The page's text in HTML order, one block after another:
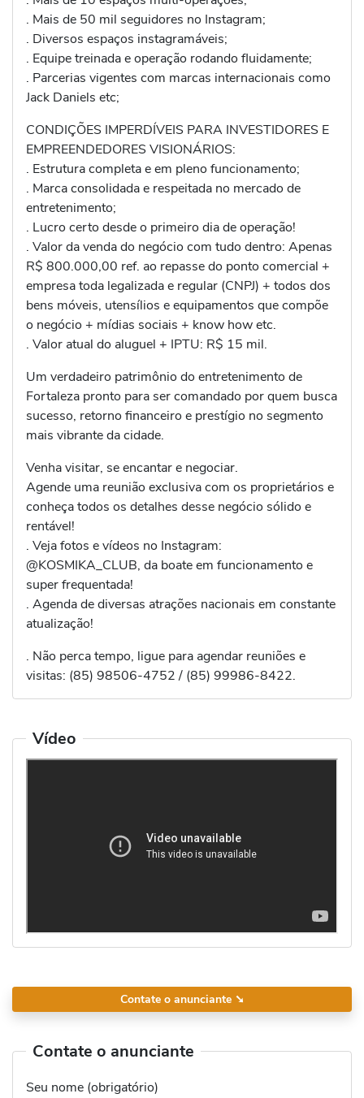
. Mais de 50 mil seguidores no Instagram;
. Diversos espaços instagramáveis;
. Equipe treinada e operação rodando fluidamente;
. Parcerias vigentes com marcas internacionais como
Jack Daniels etc;
CONDIÇÕES IMPERDÍVEIS PARA INVESTIDORES E
EMPREENDEDORES VISIONÁRIOS:
. Estrutura completa e em pleno funcionamento;
. Marca consolidada e respeitada no mercado de
entretenimento;
. Lucro certo desde o primeiro dia de operação!
. Valor da venda do negócio com tudo dentro: Apenas
R$ 800.000,00 ref. ao repasse do ponto comercial +
empresa toda legalizada e regular (CNPJ) + todos dos
bens móveis, utensílios e equipamentos que compõe
o negócio + mídias sociais + know how etc.
. Valor atual do aluguel + IPTU: R$ 15 mil.
Um verdadeiro patrimônio do entretenimento de
Fortaleza pronto para ser comandado por quem busca
sucesso, retorno financeiro e prestígio no segmento
mais vibrante da cidade.
Venha visitar, se encantar e negociar.
Agende uma reunião exclusiva com os proprietários e
conheça todos os detalhes desse negócio sólido e
rentável!
. Veja fotos e vídeos no Instagram:
@KOSMIKA_CLUB, da boate em funcionamento e
super frequentada!
. Agenda de diversas atrações nacionais em constante
atualização!
. Não perca tempo, ligue para agendar reuniões e
visitas: (85) 98506-4752 / (85) 99986-8422.
Vídeo
Contate o anunciante ➘
Contate o anunciante
Seu nome (obrigatório)